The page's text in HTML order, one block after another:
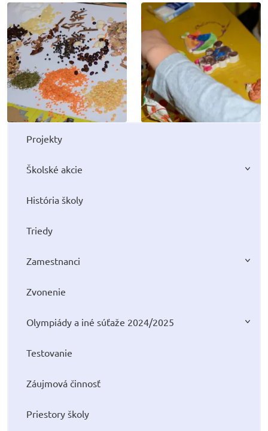
Projekty
Školské akcie
História školy
Triedy
Zamestnanci
Zvonenie
Olympiády a iné súťaže 2024/2025
Testovanie
Záujmová činnosť
Priestory školy